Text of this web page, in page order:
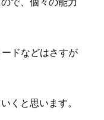
で、個々の能力
ドなどはさすが
くと思います。